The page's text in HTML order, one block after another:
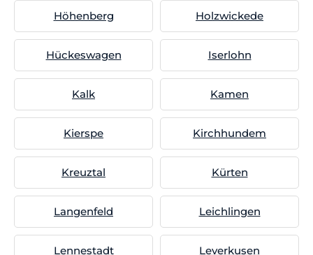
Höhenberg Holzwickede
Hückeswagen Iserlohn
Kalk Kamen
Kierspe Kirchhundem
Kreuztal Kürten
Langenfeld Leichlingen
Lennestadt Leverkusen